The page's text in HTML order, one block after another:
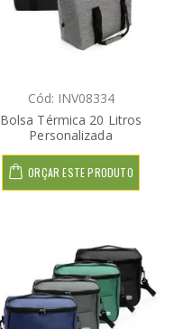
Cód: INV08334
Bolsa Térmica 20 Litros
Personalizada
ORÇAR ESTE PRODUTO